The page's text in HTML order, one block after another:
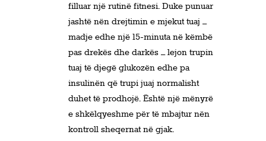
filluar një rutinë fitnesi. Duke punuar
jashtë nën drejtimin e mjekut tuaj –
madje edhe një 15-minuta në këmbë
pas drekës dhe darkës – lejon trupin
tuaj të djegë glukozën edhe pa
insulinën që trupi juaj normalisht
duhet të prodhojë. Është një mënyrë
e shkëlqyeshme për të mbajtur nën
kontroll sheqernat në gjak.